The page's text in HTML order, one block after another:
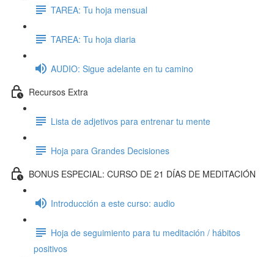
TAREA: Tu hoja mensual
TAREA: Tu hoja diaria
AUDIO: Sigue adelante en tu camino
Recursos Extra
Lista de adjetivos para entrenar tu mente
Hoja para Grandes Decisiones
BONUS ESPECIAL: CURSO DE 21 DÍAS DE MEDITACIÓN
Introducción a este curso: audio
Hoja de seguimiento para tu meditación / hábitos
positivos